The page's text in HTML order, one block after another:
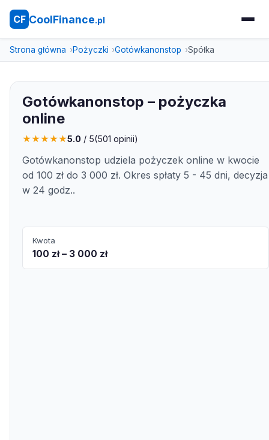
CF CoolFinance.pl
Strona główna Pożyczki Gotówkanonstop Spółka
Gotówkanonstop – pożyczka
online
★★★★★5.0 / 5(501 opinii)
Gotówkanonstop udziela pożyczek online w kwocie
od 100 zł do 3 000 zł. Okres spłaty 5 - 45 dni, decyzja
w 24 godz..
Kwota
100 zł – 3 000 zł